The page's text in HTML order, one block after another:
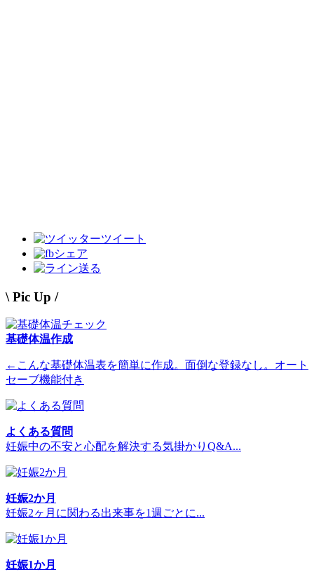
ツイート
シェア
送る
\ Pic Up /
基礎体温作成
←こんな基礎体温表を簡単に作成。面倒な登録なし。オート
セーブ機能付き
よくある質問
妊娠中の不安と心配を解決する気掛かりQ&A...
妊娠2か月
妊娠2ヶ月に関わる出来事を1週ごとに...
妊娠1か月